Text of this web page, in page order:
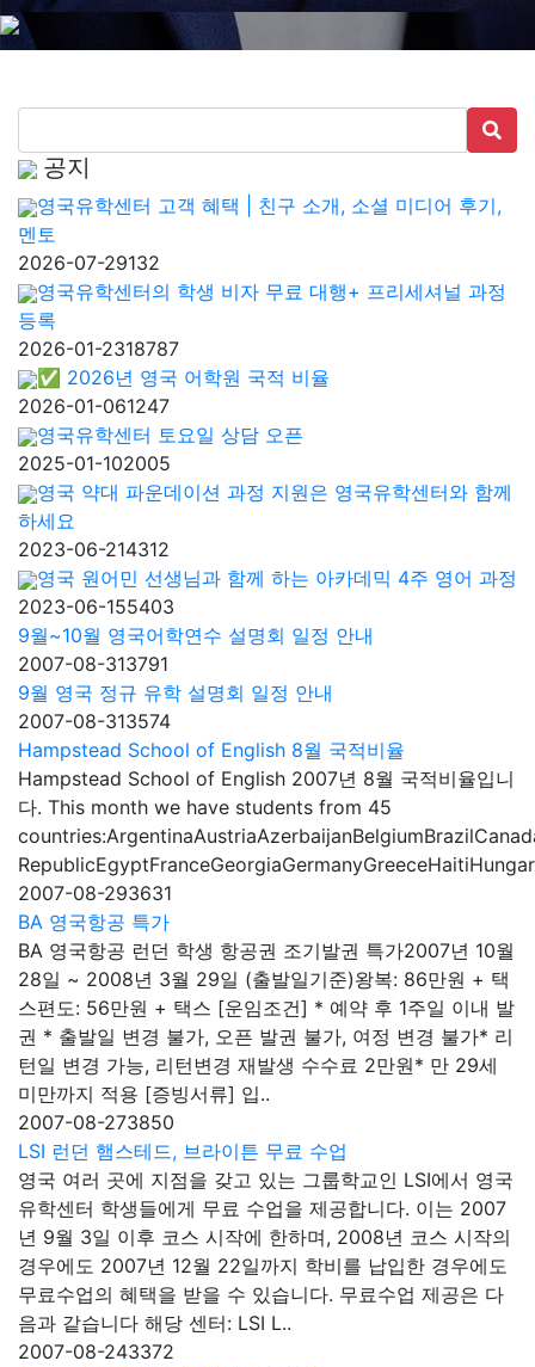
공지
영국유학센터 고객 혜택 | 친구 소개, 소셜 미디어 후기,
멘토
2026-07-29132
영국유학센터의 학생 비자 무료 대행+ 프리세셔널 과정
등록
2026-01-2318787
✅ 2026년 영국 어학원 국적 비율
2026-01-061247
영국유학센터 토요일 상담 오픈
2025-01-102005
영국 약대 파운데이션 과정 지원은 영국유학센터와 함께
하세요
2023-06-214312
영국 원어민 선생님과 함께 하는 아카데믹 4주 영어 과정
2023-06-155403
9월~10월 영국어학연수 설명회 일정 안내
2007-08-313791
9월 영국 정규 유학 설명회 일정 안내
2007-08-313574
Hampstead School of English 8월 국적비율
Hampstead School of English 2007년 8월 국적비율입니
다. This month we have students from 45
2007-08-293631
BA 영국항공 특가
BA 영국항공 런던 학생 항공권 조기발권 특가2007년 10월
28일 ~ 2008년 3월 29일 (출발일기준)왕복: 86만원 + 택
스편도: 56만원 + 택스 [운임조건] * 예약 후 1주일 이내 발
권 * 출발일 변경 불가, 오픈 발권 불가, 여정 변경 불가* 리
턴일 변경 가능, 리턴변경 재발생 수수료 2만원* 만 29세
미만까지 적용 [증빙서류] 입..
2007-08-273850
LSI 런던 햄스테드, 브라이튼 무료 수업
영국 여러 곳에 지점을 갖고 있는 그룹학교인 LSI에서 영국
유학센터 학생들에게 무료 수업을 제공합니다. 이는 2007
년 9월 3일 이후 코스 시작에 한하며, 2008년 코스 시작의
경우에도 2007년 12월 22일까지 학비를 납입한 경우에도
무료수업의 혜택을 받을 수 있습니다. 무료수업 제공은 다
음과 같습니다 해당 센터: LSI L..
2007-08-243372